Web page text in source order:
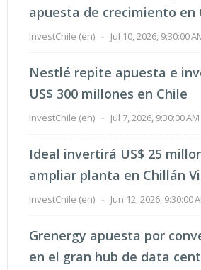
apuesta de crecimiento en
InvestChile (en) - Jul 10, 2026, 9:30:00
Nestlé repite apuesta e
US$ 300 millones en Chile
InvestChile (en) - Jul 7, 2026, 9:30:00 AM
Ideal invertirá US$ 25
ampliar planta en Chillán
InvestChile (en) - Jun 12, 2026, 9:30:00
Grenergy apuesta por
en el gran hub de data